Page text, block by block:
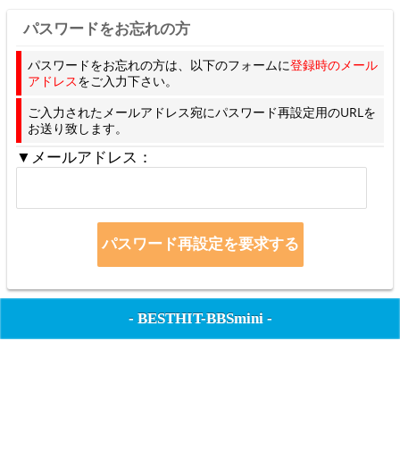
パスワードをお忘れの方
パスワードをお忘れの方は、以下のフォームに登録時のメール
アドレスをご入力下さい。
ご入力されたメールアドレス宛にパスワード再設定用のURLを
お送り致します。
▼メールアドレス：
- BESTHIT-BBSmini-